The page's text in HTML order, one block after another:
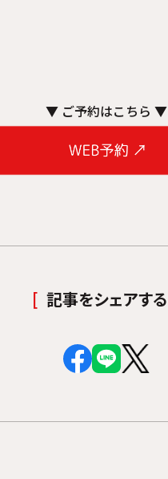
▼ ご予約はこちら ▼
記事をシェアする